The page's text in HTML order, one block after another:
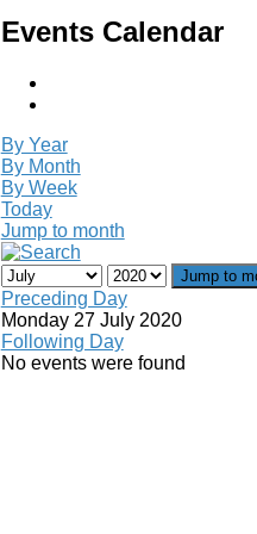
Events Calendar
By Year
By Month
By Week
Today
Jump to month
Jump to
Preceding Day
Monday 27 July 2020
Following Day
No events were found